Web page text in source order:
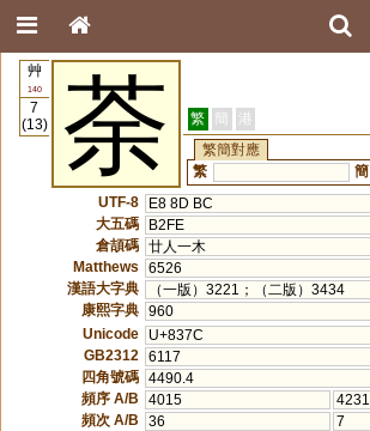
艸
140
7
(13)
荼 繁 簡 港
繁簡對應
繁
簡
UTF-8
E8 8D BC
大五碼
B2FE
倉頡碼 廿人一木
Matthews
6526
漢語大字典
（一版）3221；（二版）3434
康熙字典 960
Unicode
U+837C
GB2312
6117
四角號碼 4490.4
頻序 A/B
4015
4231
頻次 A/B
36
7